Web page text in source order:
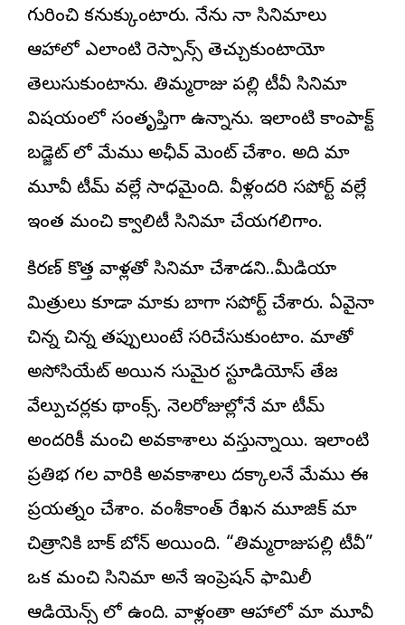
గురించి కనుక్కుంటారు. నేను నా సినిమాలు
ఆహాలో ఎలాంటి రెస్పాన్స్ తెచ్చుకుంటాయో
తెలుసుకుంటాను. తిమ్మరాజు పల్లి టీవీ సినిమా
విషయంలో సంతృప్తిగా ఉన్నాను. ఇలాంటి కాంపాక్ట్
బడ్జెట్ లో మేము అఛీవ్ మెంట్ చేశాం. అది మా
మూవీ టీమ్ వల్లే సాధ్యమైంది. వీళ్లందరి సపోర్ట్ వల్లే
ఇంత మంచి క్వాలిటీ సినిమా చేయగలిగాం.
కిరణ్ కొత్త వాళ్లతో సినిమా చేశాడని..మీడియా
మిత్రులు కూడా మాకు బాగా సపోర్ట్ చేశారు. ఏవైనా
చిన్న చిన్న తప్పులుంటే సరిచేసుకుంటాం. మాతో
అసోసియేట్ అయిన సుమైర స్టూడియోస్ తేజ
వేల్పుచర్లకు థ్యాంక్స్. నెలరోజుల్లోనే మా టీమ్
అందరికీ మంచి అవకాశాలు వస్తున్నాయి. ఇలాంటి
ప్రతిభ గల వారికి అవకాశాలు దక్కాలనే మేము ఈ
ప్రయత్నం చేశాం. వంశీకాంత్ రేఖన మ్యూజిక్ మా
చిత్రానికి బ్యాక్ బోన్ అయ్యింది. “తిమ్మరాజుపల్లి టీవీ”
ఒక మంచి సినిమా అనే ఇంప్రెషన్ ఫ్యామిలీ
ఆడియెన్స్ లో ఉంది. వాళ్లంతా ఆహాలో మా మూవీ